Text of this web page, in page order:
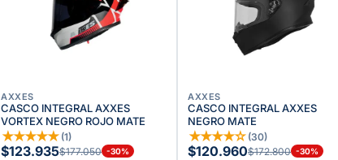
AXXES
CASCO INTEGRAL AXXES
VORTEX NEGRO ROJO MATE
★★★★★ (1)
$123.935$177.050 -30%
AXXES
CASCO INTEGRAL AXXES
NEGRO MATE
★★★★☆ (30)
$120.960$172.800 -30%